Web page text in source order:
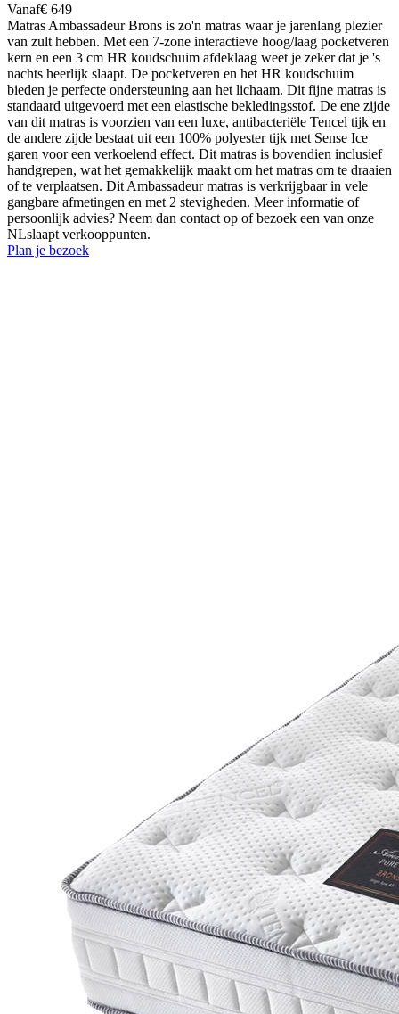
Vanaf€ 649
Matras Ambassadeur Brons is zo'n matras waar je jarenlang plezier
van zult hebben. Met een 7-zone interactieve hoog/laag pocketveren
kern en een 3 cm HR koudschuim afdeklaag weet je zeker dat je 's
nachts heerlijk slaapt. De pocketveren en het HR koudschuim
bieden je perfecte ondersteuning aan het lichaam. Dit fijne matras is
standaard uitgevoerd met een elastische bekledingsstof. De ene zijde
van dit matras is voorzien van een luxe, antibacteriële Tencel tijk en
de andere zijde bestaat uit een 100% polyester tijk met Sense Ice
garen voor een verkoelend effect. Dit matras is bovendien inclusief
handgrepen, wat het gemakkelijk maakt om het matras om te draaien
of te verplaatsen. Dit Ambassadeur matras is verkrijgbaar in vele
gangbare afmetingen en met 2 stevigheden. Meer informatie of
persoonlijk advies? Neem dan contact op of bezoek een van onze
NLslaapt verkooppunten.
Plan je bezoek